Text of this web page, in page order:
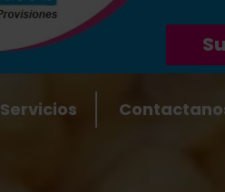
Servicios